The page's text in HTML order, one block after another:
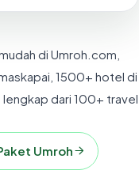
di Umroh.com,
1500+ hotel di
lengkap dari 100+ travel
Umroh